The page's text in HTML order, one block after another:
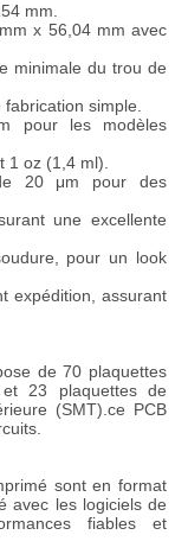
mm.
x 56,04 mm avec
minimale du trou de
simple.
pour les modèles
1 oz (1,4 ml).
20 μm pour des
une excellente
pour un look
expédition, assurant
de 70 plaquettes
23 plaquettes de
(SMT).ce PCB
sont en format
avec les logiciels de
fiables et